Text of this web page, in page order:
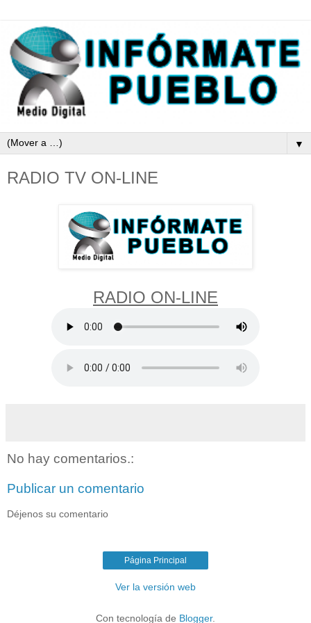
▼
RADIO TV ON-LINE
RADIO ON-LINE
No hay comentarios.:
Publicar un comentario
Déjenos su comentario
Página Principal
Ver la versión web
Con tecnología de Blogger.